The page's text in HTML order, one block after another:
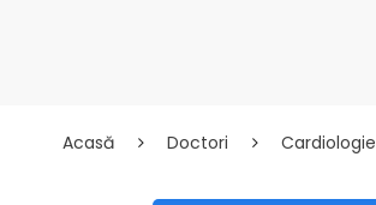
Acasă Doctori Cardiologie